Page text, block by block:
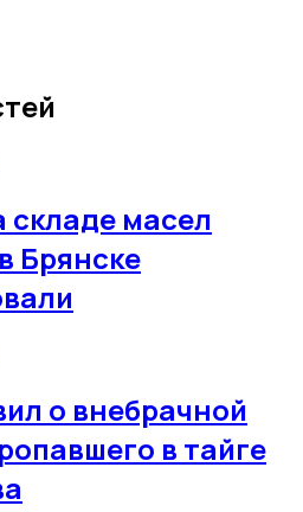
масел
Брянске
о внебрачной
в тайге